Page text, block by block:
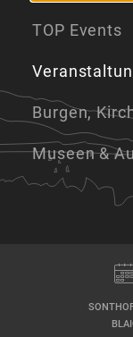
TOP Events
Burgen,
Museen &